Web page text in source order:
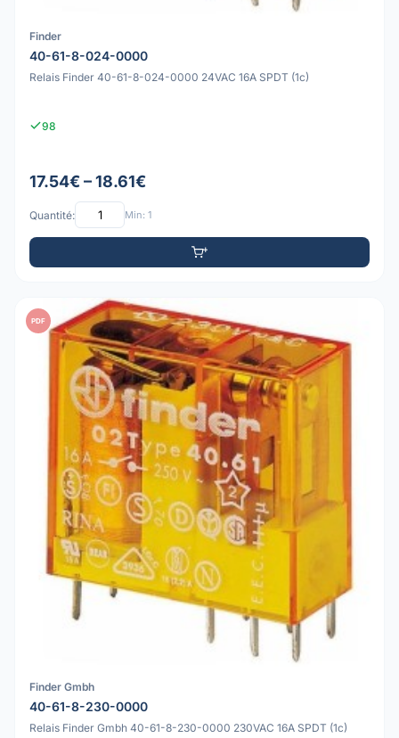
Finder
40-61-8-024-0000
Relais Finder 40-61-8-024-0000 24VAC 16A SPDT (1c)
98
17.54€ – 18.61€
Quantité: Min: 1
PDF
Finder Gmbh
40-61-8-230-0000
Relais Finder Gmbh 40-61-8-230-0000 230VAC 16A SPDT (1c)